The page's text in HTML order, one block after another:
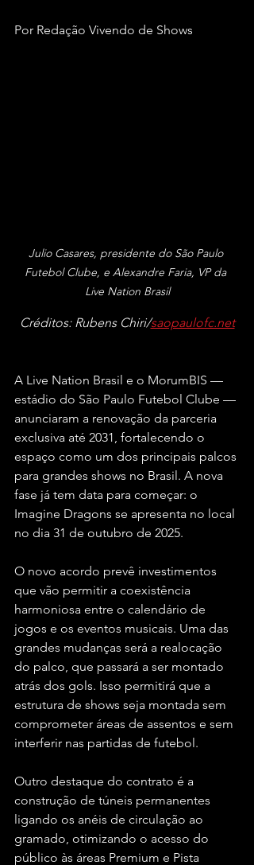
Por Redação Vivendo de Shows
Julio Casares, presidente do São Paulo
Futebol Clube, e Alexandre Faria, VP da
Live Nation Brasil
Créditos: Rubens Chiri/saopaulofc.net
A Live Nation Brasil e o MorumBIS —
estádio do São Paulo Futebol Clube —
anunciaram a renovação da parceria
exclusiva até 2031, fortalecendo o
espaço como um dos principais palcos
para grandes shows no Brasil. A nova
fase já tem data para começar: o
Imagine Dragons se apresenta no local
no dia 31 de outubro de 2025.
O novo acordo prevê investimentos
que vão permitir a coexistência
harmoniosa entre o calendário de
jogos e os eventos musicais. Uma das
grandes mudanças será a realocação
do palco, que passará a ser montado
atrás dos gols. Isso permitirá que a
estrutura de shows seja montada sem
comprometer áreas de assentos e sem
interferir nas partidas de futebol.
Outro destaque do contrato é a
construção de túneis permanentes
ligando os anéis de circulação ao
gramado, otimizando o acesso do
público às áreas Premium e Pista